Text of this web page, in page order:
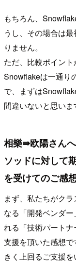
もちろん、
うし、その場合は
りません。
ただ、比較ポイン
Snowflakeは一通り
で、まずは
間違いないと思いま
相樂⇛欧陽さん
ソッドに対して
を受けてのご感
まず、私たちがク
なる「開発ベンダ
れる「技術パート
支援を頂いた感想
きく上回るご支援を